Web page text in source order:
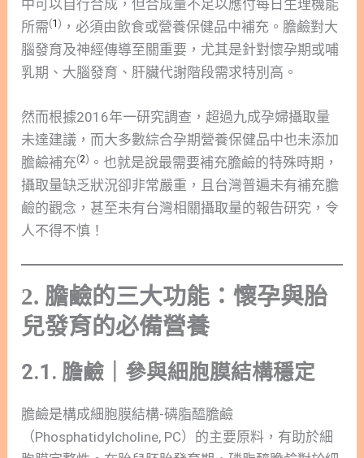
中可以自行合成，但合成量不足以應付每日生理機能
所需(1 ) ，必須由飲食或營養保健品中補充。膽鹼對大
腦發育及神經傳導至關重要，尤其是針對懷孕期或哺
乳期、大腦發育、肝臟代謝階段需求特別高。
然而根據2016年一研究調查，超過九成孕婦攝取量
未達建議，而大多數綜合孕期營養保健品中也未添加
膽鹼補充(2) 。也就是說最需要補充膽鹼的特殊時期，
攝取量缺乏狀況卻非常嚴重，且台灣普遍未有補充膽
鹼的觀念，甚至未有台灣相關攝取量的報告研究，令
人不得不慎！
2. 膽鹼的三大功能：懷孕與胎
兒發育的必備營養
2.1. 膽鹼｜參與細胞膜結構穩定
膽鹼是構成細胞膜結構-磷脂醯膽鹼
（Phosphatidylcholine, PC）的主要原料，有助於細